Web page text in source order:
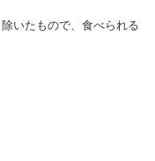
いたもので、食べられる